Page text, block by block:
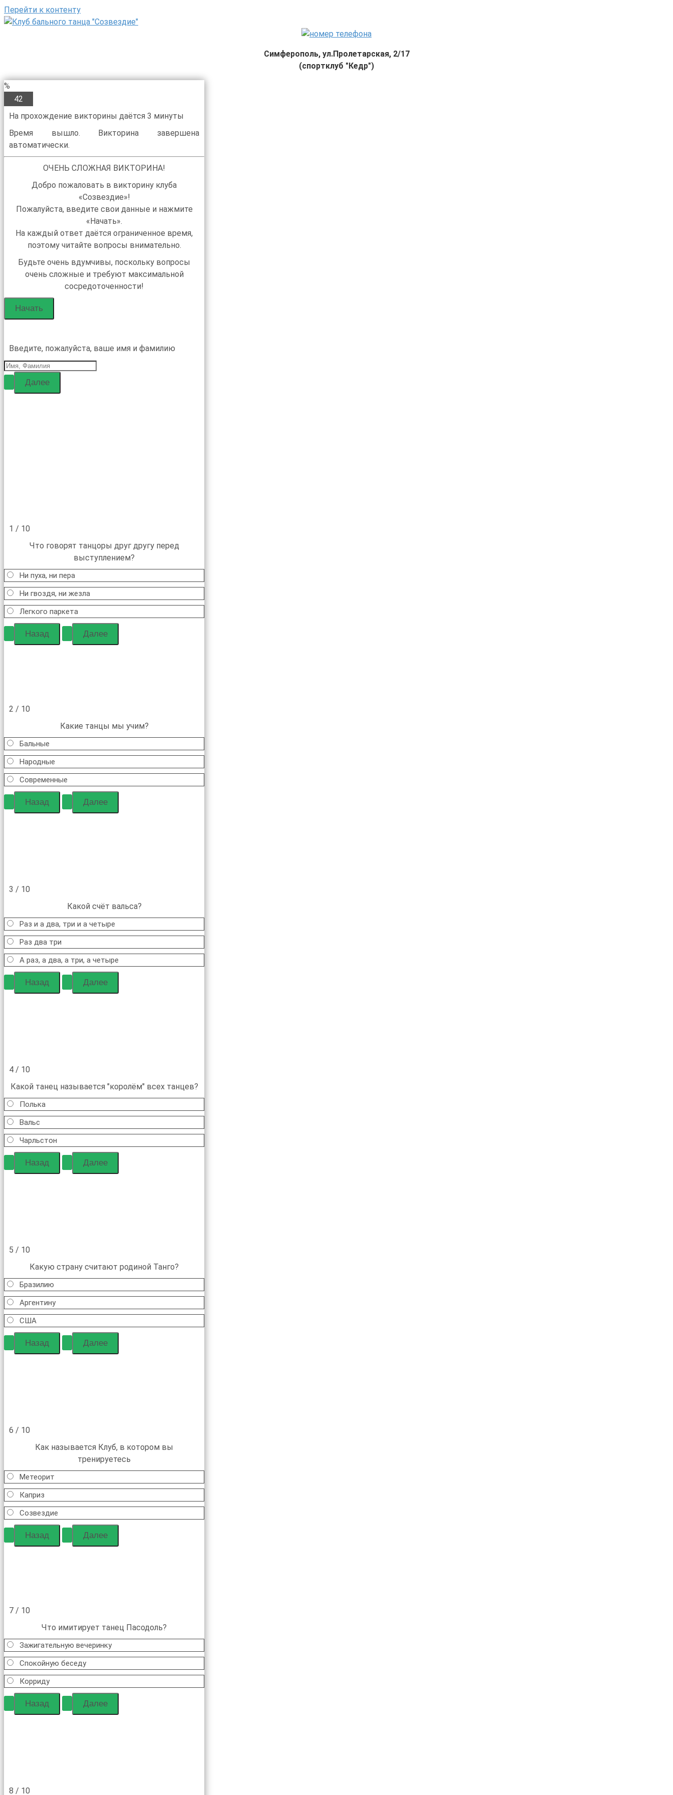
Перейти к контенту
Симферополь, ул.Пролетарская, 2/17
(спортклуб "Кедр")
%
42
На прохождение викторины даётся 3 минуты
Время вышло. Викторина завершена
автоматически.
ОЧЕНЬ СЛОЖНАЯ ВИКТОРИНА!
Добро пожаловать в викторину клуба
«Созвездие»!
Пожалуйста, введите свои данные и нажмите
«Начать».
На каждый ответ даётся ограниченное время,
поэтому читайте вопросы внимательно.
Будьте очень вдумчивы, поскольку вопросы
очень сложные и требуют максимальной
сосредоточенности!
Введите, пожалуйста, ваше имя и фамилию
1 / 10
Что говорят танцоры друг другу перед
выступлением?
Ни пуха, ни пера
Ни гвоздя, ни жезла
Легкого паркета
2 / 10
Какие танцы мы учим?
Бальные
Народные
Современные
3 / 10
Какой счёт вальса?
Раз и а два, три и а четыре
Раз два три
А раз, а два, а три, а четыре
4 / 10
Какой танец называется "королём" всех танцев?
Полька
Вальс
Чарльстон
5 / 10
Какую страну считают родиной Танго?
Бразилию
Аргентину
США
6 / 10
Как называется Клуб, в котором вы
тренируетесь
Метеорит
Каприз
Созвездие
7 / 10
Что имитирует танец Пасодоль?
Зажигательную вечеринку
Спокойную беседу
Корриду
8 / 10